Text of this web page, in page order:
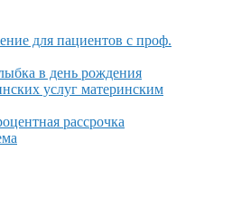
для пациентов с проф.
в день рождения
услуг материнским
рассрочка